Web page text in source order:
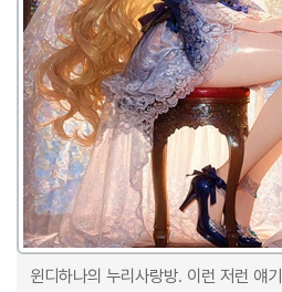
윈디하나의 누리사랑방. 이런 저런 얘기